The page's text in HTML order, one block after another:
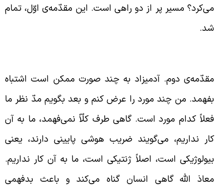
مسیر پر از دو راهی است. این مقدّمه‌ی اوّل، تمام
دوم. آدمیزاد به چند صورت ممکن است اشتباه
من چند مورد را عرض کنم و بعد بگویم مدّ نظر ما
کدام مورد است. گاهی طرف کلّاً نمی‌فهمد، ما به آن
نداریم، می‌گویند ضریب هوشی پایینی دارند، یعنی
است، اصلاً ژنتیکی است، ما به آن کار نداریم.
الله گاهی انسان گناه می‌کند و باعث بدفهمی